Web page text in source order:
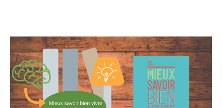
pouvoirs
de
la
curiosité?